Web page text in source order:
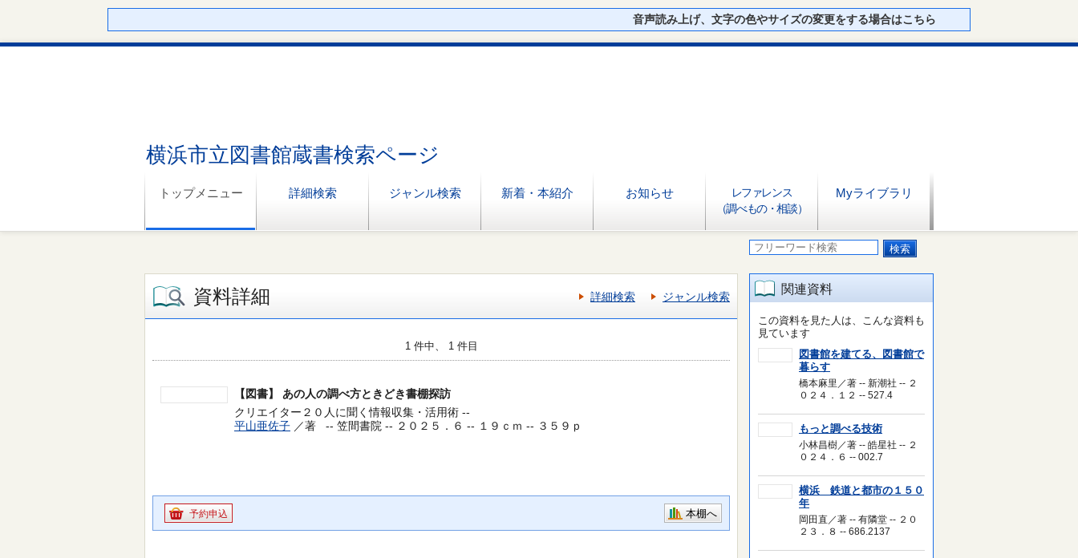
音声読み上げ、文字の色やサイズの変更をする場合はこちら
横浜市立図書館蔵書検索ページ
トップメニュー 詳細検索 ジャンル検索 新着・本紹介 お知らせ
レファレンス
（調べもの・相談）
Myライブラリ
資料詳細 詳細検索 ジャンル検索
1 件中、 1 件目
【図書】
あの人の調べ方ときどき書棚探訪
クリエイター２０人に聞く情報収集・活用術 --
平山亜佐子 ／著 -- 笠間書院 -- ２０２５．６ -- １９ｃｍ -- ３５９ｐ
予約申込 本棚へ
関連資料
この資料を見た人は、こんな資料も
見ています
図書館を建てる、図書館で
暮らす
橋本麻里／著 -- 新潮社 -- ２
０２４．１２ -- 527.4
もっと調べる技術
小林昌樹／著 -- 皓星社 -- ２
０２４．６ -- 002.7
横浜 鉄道と都市の１５０
年
岡田直／著 -- 有隣堂 -- ２０
２３．８ -- 686.2137